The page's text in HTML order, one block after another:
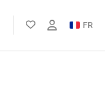
FR